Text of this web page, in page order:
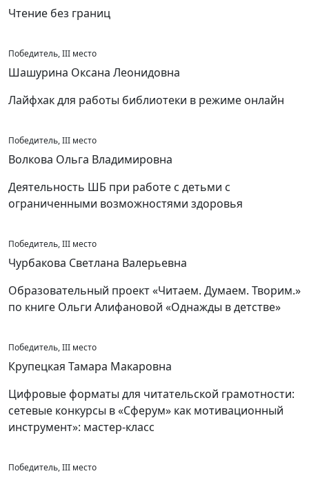
Чтение без границ
Победитель, III место
Шашурина Оксана Леонидовна
Лайфхак для работы библиотеки в режиме онлайн
Победитель, III место
Волкова Ольга Владимировна
Деятельность ШБ при работе с детьми с
ограниченными возможностями здоровья
Победитель, III место
Чурбакова Светлана Валерьевна
Образовательный проект «Читаем. Думаем. Творим.»
по книге Ольги Алифановой «Однажды в детстве»
Победитель, III место
Крупецкая Тамара Макаровна
Цифровые форматы для читательской грамотности:
сетевые конкурсы в «Сферум» как мотивационный
инструмент»: мастер-класс
Победитель, III место